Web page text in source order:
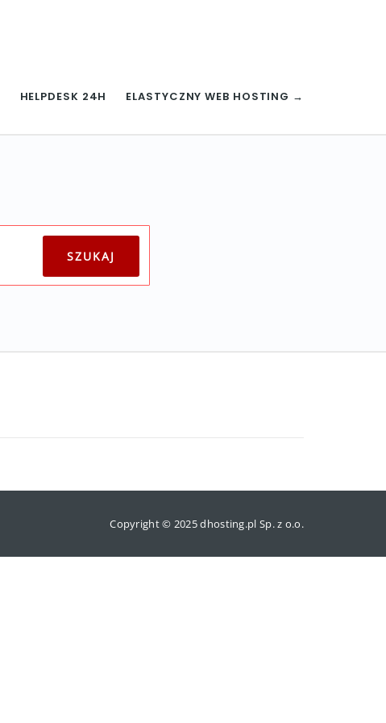
HELPDESK 24H ELASTYCZNY WEB HOSTING →
Copyright © 2025 dhosting.pl Sp. z o.o.